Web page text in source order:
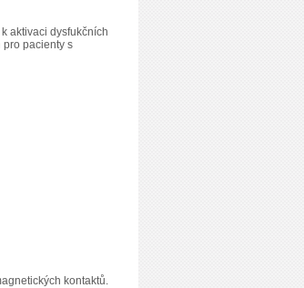
aktivaci dysfukčních
pro pacienty s
kontaktů.